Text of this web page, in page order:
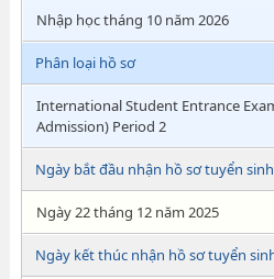
Nhập học tháng 10 năm 2026
Phân loại hồ sơ
International Student Entrance
Admission) Period 2
Ngày bắt đầu nhận hồ sơ tuyển sinh
Ngày 22 tháng 12 năm 2025
Ngày kết thúc nhận hồ sơ tuyển